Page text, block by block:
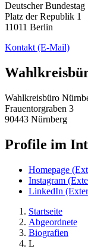
Deutscher Bundestag
Platz der Republik 1
11011 Berlin
Kontakt (E-Mail)
Wahlkreisbüro
Frauentorgraben 3
90443 Nürnberg
Profile im
Homepage
Instagram
LinkedIn
Startseite
Abgeordnete
Biografien
L